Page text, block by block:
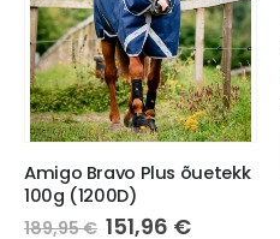
Amigo Bravo Plus õuetekk
100g (1200D)
189,95€ Algne
151,96 €Current